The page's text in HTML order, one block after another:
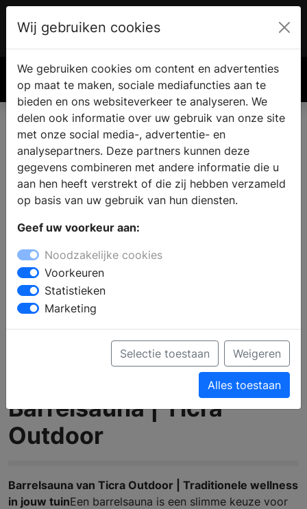
€ 0.00
Barrelsauna | Ticra
Outdoor
Barrelsauna van Ticra Outdoor | Traditionele wellness
in jouw tuinEen barrelsauna is een slimme keuze voor
Wij gebruiken cookies
We gebruiken cookies om content en advertenties
op maat te maken, sociale mediafuncties aan te
bieden en ons websiteverkeer te analyseren. We
delen ook informatie over uw gebruik van onze site
met onze social media-, advertentie- en
analysepartners. Deze partners kunnen deze
gegevens combineren met andere informatie die u
aan hen heeft verstrekt of die zij hebben verzameld
op basis van uw gebruik van hun diensten.
Geef uw voorkeur aan:
Noodzakelijke cookies
Voorkeuren
Statistieken
Marketing
Selectie toestaan Weigeren
Alles toestaan